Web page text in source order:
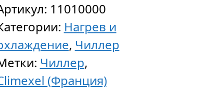
11010000
Нагрев и
, Чиллер
Чиллер,
(Франция)